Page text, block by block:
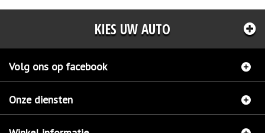
KIES UW AUTO
Volg ons op facebook
Onze diensten